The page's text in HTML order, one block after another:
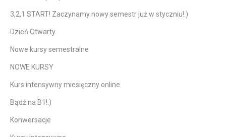
3,2,1 START! Zaczynamy nowy semestr już w styczniu!:)
Dzień Otwarty
Nowe kursy semestralne
NOWE KURSY
Kurs intensywny miesięczny online
Bądź na B1!:)
Konwersacje